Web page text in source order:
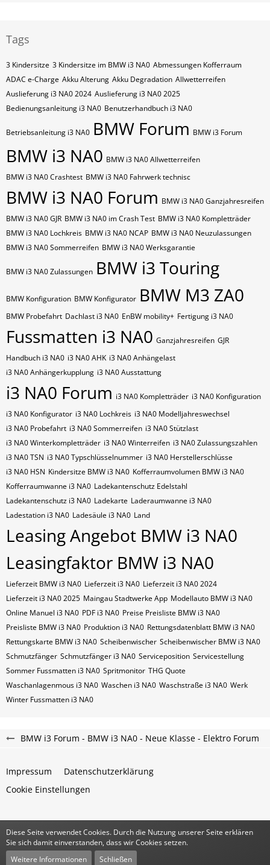
Tags
3 Kindersitze 3 Kindersitze im BMW i3 NA0 Abmessungen Kofferraum
ADAC e-Charge Akku Alterung Akku Degradation Allwetterreifen
Auslieferung i3 NA0 2024 Auslieferung i3 NA0 2025
Bedienungsanleitung i3 NA0 Benutzerhandbuch i3 NA0
Betriebsanleitung i3 NA0 BMW Forum BMW i3 Forum
BMW i3 NA0 BMW i3 NA0 Allwetterreifen
BMW i3 NA0 Crashtest BMW i3 NA0 Fahrwerk technisc
BMW i3 NA0 Forum BMW i3 NA0 Ganzjahresreifen
BMW i3 NA0 GJR BMW i3 NA0 im Crash Test BMW i3 NA0 Kompletträder
BMW i3 NA0 Lochkreis BMW i3 NA0 NCAP BMW i3 NA0 Neuzulassungen
BMW i3 NA0 Sommerreifen BMW i3 NA0 Werksgarantie
BMW i3 NA0 Zulassungen BMW i3 Touring
BMW Konfiguration BMW Konfigurator BMW M3 ZA0
BMW Probefahrt Dachlast i3 NA0 EnBW mobility+ Fertigung i3 NA0
Fussmatten i3 NA0 Ganzjahresreifen GJR
Handbuch i3 NA0 i3 NA0 AHK i3 NA0 Anhängelast
i3 NA0 Anhängerkupplung i3 NA0 Ausstattung
i3 NA0 Forum i3 NA0 Kompletträder i3 NA0 Konfiguration
i3 NA0 Konfigurator i3 NA0 Lochkreis i3 NA0 Modelljahreswechsel
i3 NA0 Probefahrt i3 NA0 Sommerreifen i3 NA0 Stützlast
i3 NA0 Winterkompletträder i3 NA0 Winterreifen i3 NA0 Zulassungszahlen
i3 NA0​​​​ TSN i3 NA0​​​​ Typschlüsselnummer i3 NA0​​​​​ Herstellerschlüsse
i3 NA0​​​​​ HSN Kindersitze BMW i3 NA0 Kofferraumvolumen BMW i3 NA0
Kofferraumwanne i3 NA0 Ladekantenschutz Edelstahl
Ladekantenschutz i3 NA0 Ladekarte Laderaumwanne i3 NA0
Ladestation i3 NA0 Ladesäule i3 NA0 Land
Leasing Angebot BMW i3 NA0
Leasingfaktor BMW i3 NA0
Lieferzeit BMW i3 NA0 Lieferzeit i3 NA0 Lieferzeit i3 NA0 2024
Lieferzeit i3 NA0 2025 Maingau Stadtwerke App Modellauto BMW i3 NA0
Online Manuel i3 NA0 PDF i3 NA0 Preise Preisliste BMW i3 NA0
Preisliste BMW i3 NA0 Produktion i3 NA0 Rettungsdatenblatt BMW i3 NA0
Rettungskarte BMW i3 NA0 Scheibenwischer Scheibenwischer BMW​ i3 NA0
Schmutzfänger Schmutzfänger i3 NA0 Serviceposition Servicestellung
Sommer Fussmatten i3 NA0 Spritmonitor THG Quote
Waschanlagenmous i3 NA0 Waschen i3 NA0 Waschstraße i3 NA0 Werk
Winter Fussmatten i3 NA0
BMW i3 Forum - BMW i3 NA0 - Neue Klasse - Elektro Forum
Impressum
Datenschutzerklärung
Cookie Einstellungen
Community-Software:WoltLab Suite™
Stil:Classicvon
Diese Seite verwendet Cookies. Durch die Nutzung unserer Seite erklären
Sie sich damit einverstanden, dass wir Cookies setzen.
Weitere Informationen
Schließen